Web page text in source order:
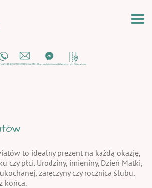
to idealny prezent na każdą okazję,
czy płci. Urodziny, imieniny, Dzień Matki,
zaręczyny czy rocznica ślubu,
końca.